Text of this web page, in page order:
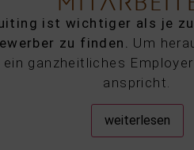
ist wichtiger als je
zu finden. Um
ein ganzheitliches
anspricht.
weiterlesen